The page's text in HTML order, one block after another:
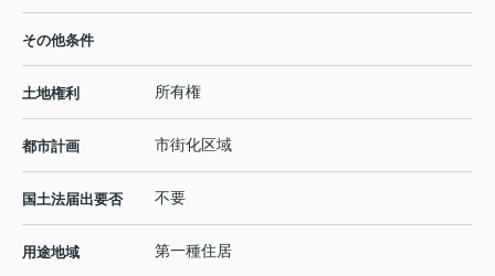
その他条件
土地権利 所有権
都市計画 市街化区域
国土法届出要否 不要
用途地域 第一種住居